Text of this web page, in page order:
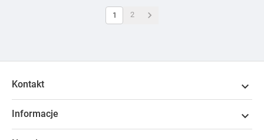
1 2 
Kontakt 
Informacje 